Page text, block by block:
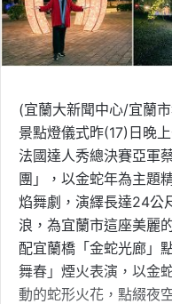
(宜蘭大新聞中心/宜蘭
景點燈儀式昨(17)日晚
法國達人秀總決賽亞軍
團」，以金蛇年為主題
焰舞劇，演繹長達24公
浪，為宜蘭市這座美麗
配宜蘭橋「金蛇光廊」
舞春」煙火表演，以金
動的蛇形火花，點綴夜